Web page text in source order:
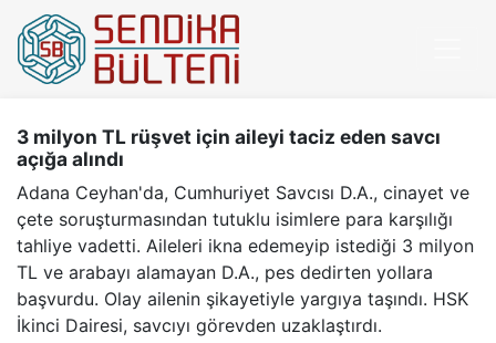
3 milyon TL rüşvet için aileyi taciz eden savcı
açığa alındı
Adana Ceyhan'da, Cumhuriyet Savcısı D.A., cinayet ve
çete soruşturmasından tutuklu isimlere para karşılığı
tahliye vadetti. Aileleri ikna edemeyip istediği 3 milyon
TL ve arabayı alamayan D.A., pes dedirten yollara
başvurdu. Olay ailenin şikayetiyle yargıya taşındı. HSK
İkinci Dairesi, savcıyı görevden uzaklaştırdı.